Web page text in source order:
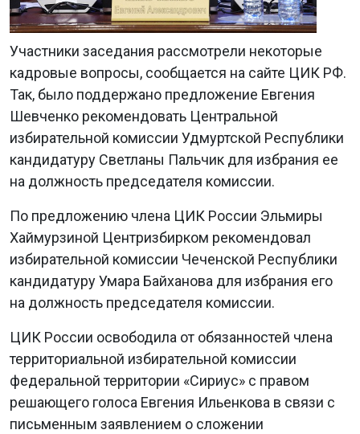
Участники заседания рассмотрели некоторые
кадровые вопросы, сообщается на сайте ЦИК РФ.
Так, было поддержано предложение Евгения
Шевченко рекомендовать Центральной
избирательной комиссии Удмуртской Республики
кандидатуру Светланы Пальчик для избрания ее
на должность председателя комиссии.
По предложению члена ЦИК России Эльмиры
Хаймурзиной Центризбирком рекомендовал
избирательной комиссии Чеченской Республики
кандидатуру Умара Байханова для избрания его
на должность председателя комиссии.
ЦИК России освободила от обязанностей члена
территориальной избирательной комиссии
федеральной территории «Сириус» с правом
решающего голоса Евгения Ильенкова в связи с
письменным заявлением о сложении